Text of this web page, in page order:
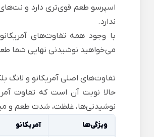
اسپرسو طعم قوی‌تری دارد و
ندارد.
با وجود همه تفاوت‌های
می‌خواهید نوشیدنی‌ نهایی شما
تفاوت‌های اصلی آمریکانو و لانگ
حالا نوبت آن است که تفاوت
نوشیدنی‌ها، غلظت، شدت طعم و
ویژگی‌ها آمریکانو